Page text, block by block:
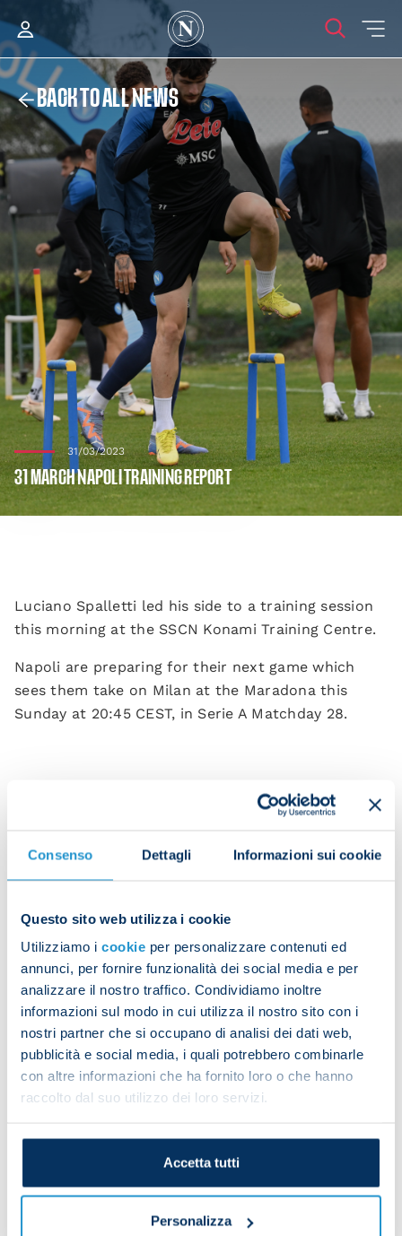
Consenso Dettagli Informazioni sui cookie
Questo sito web utilizza i cookie
Utilizziamo i cookie per personalizzare contenuti ed
annunci, per fornire funzionalità dei social media e per
analizzare il nostro traffico. Condividiamo inoltre
informazioni sul modo in cui utilizza il nostro sito con i
nostri partner che si occupano di analisi dei dati web,
pubblicità e social media, i quali potrebbero combinarle
con altre informazioni che ha fornito loro o che hanno
raccolto dal suo utilizzo dei loro servizi.
Accetta tutti
Personalizza
BACK TO ALL NEWS
31/03/2023
31 MARCH NAPOLI TRAINING REPORT
Luciano Spalletti led his side to a training session
this morning at the SSCN Konami Training Centre.
Napoli are preparing for their next game which
sees them take on Milan at the Maradona this
Sunday at 20:45 CEST, in Serie A Matchday 28.
The squad got stuck into a warm-up before some
rondo drills, tactical exercises and dead ball
Diego Demme took part in the whole session while
programme. Victor Osimhen, who'd just got back
from international duty with Nigeria, suffered a
minor niggle to his abductor muscle and will be
evaluated next week.
Frank Anguissa took part in the full group session